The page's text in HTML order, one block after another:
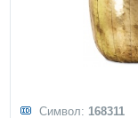
Символ: 168311